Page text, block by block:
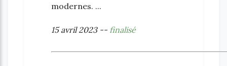
modernes. ...
15 avril 2023 -- finalisé